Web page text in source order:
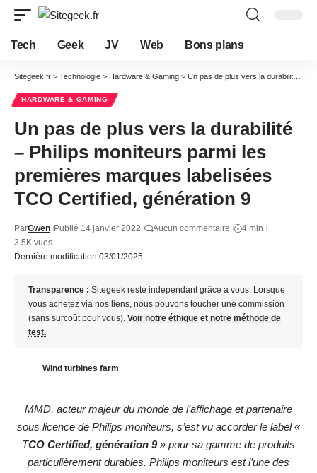
Tech Geek JV Web Bons plans
Sitegeek.fr > Technologie > Hardware & Gaming > Un pas de plus vers la durabilité – Philips moniteurs parmi les premières marques labelisées TCO Certified, génération 9
HARDWARE & GAMING
Un pas de plus vers la durabilité
– Philips moniteurs parmi les
premières marques labelisées
TCO Certified, génération 9
Dernière modification 03/01/2025
ParGwen Publié 14 janvier 2022 Aucun commentaire
4 min
3.5K vues
Transparence : Sitegeek reste indépendant grâce à vous. Lorsque
vous achetez via nos liens, nous pouvons toucher une commission
(sans surcoût pour vous). Voir notre éthique et notre méthode de
test.
Wind turbines farm
MMD, acteur majeur du monde de l’affichage et partenaire
sous licence de Philips moniteurs, s’est vu accorder le label «
TCO Certified, génération 9» pour sa gamme de produits
particulièrement durables. Philips moniteurs est l’une des